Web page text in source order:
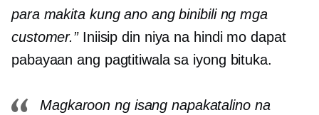
para makita kung ano ang binibili ng mga
customer.”Iniisip din niya na hindi mo dapat
pabayaan ang pagtitiwala sa iyong bituka.
Magkaroon ng isang napakatalino na